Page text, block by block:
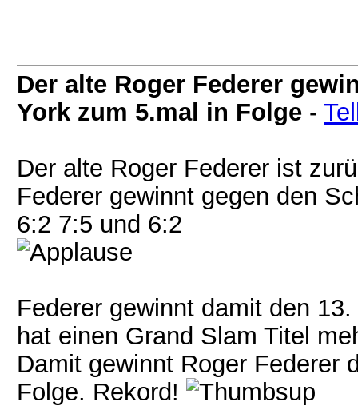
Der alte Roger Federer
York zum 5.mal in Folge -
Der alte Roger Federer ist
Federer gewinnt gegen den
6:2 7:5 und 6:2
Federer gewinnt damit den
hat einen Grand Slam Titel
Damit gewinnt Roger Federer
Folge. Rekord!